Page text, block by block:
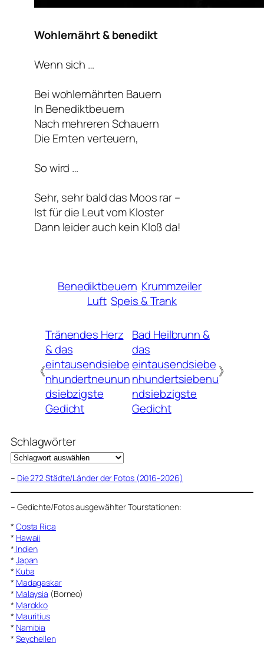
Wohlernährt & benedikt
Wenn sich …
Bei wohlernährten Bauern
In Benediktbeuern
Nach mehreren Schauern
Die Ernten verteuern,
So wird …
Sehr, sehr bald das Moos rar –
Ist für die Leut vom Kloster
Dann leider auch kein Kloß da!
Benediktbeuern Krummzeiler
Luft Speis & Trank
《
Tränendes Herz
& das
eintausendsiebe
nhundertneunun
dsiebzigste
Gedicht
Bad Heilbrunn &
das
eintausendsiebe
nhundertsiebenu
ndsiebzigste
Gedicht
》
Schlagwörter
– Die 272 Städte/Länder der Fotos (2016-2026)
– Gedichte/Fotos ausgewählter Tourstationen:
* Costa Rica
* Hawaii
* Indien
* Japan
* Kuba
* Madagaskar
* Malaysia (Borneo)
* Marokko
* Mauritius
* Namibia
* Seychellen